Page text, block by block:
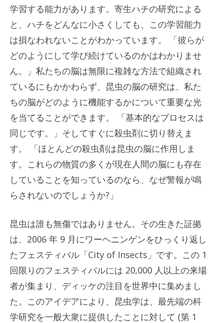
学習する能力があります。寄生ハチの研究による
と、ハチをどんなに小さくしても、この学習能力
は損なわれないことがわかっています。 「彼らが
どのようにして学び続けているのかはわかりませ
ん。」私たちの脳は無限に複雑な方法で組織され
ているにもかかわらず、昆虫の脳の研究は、私た
ちの脳がどのように機能するかについて重要な光
を当てることができます。 「基本的なプロセスは
同じです。」そしてすぐに殺虫剤に切り替えま
す。 「ほとんどの殺虫剤は昆虫の脳に作用しま
す。これらの物質の多くが現在人間の脳にも存在
していることを知っているのなら、なぜ警報が鳴
らされないのでしょうか?」
昆虫は誰も無傷ではありません。その生きた証拠
は、2006 年 9 月にワーヘニンゲンをひっくり返し
たフェスティバル「City of Insects」です。この 1
回限りのフェスティバルには 20,000 人以上の来場
者が集まり、ディッケの注目を世界中に集めまし
た。このアイデアにより、昆虫学は、最先端の科
学研究を一般大衆に提供したことに対して (第 1